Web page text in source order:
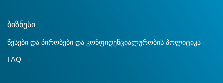
ბიზნესი
წესები და პირობები და კონფიდენციალურობის პოლიტიკა
FAQ